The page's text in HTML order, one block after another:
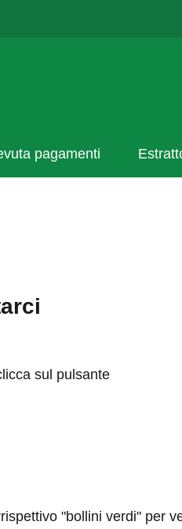
pagamenti
sul pulsante
"bollini verdi" per